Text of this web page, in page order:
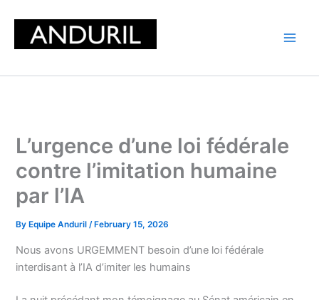
content
L’urgence d’une loi fédérale
contre l’imitation humaine
par l’IA
By Equipe Anduril/ February 15, 2026
Nous avons URGEMMENT besoin d’une loi fédérale
interdisant à l’IA d’imiter les humains